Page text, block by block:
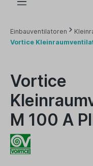
Einbauventilatoren
Vortice
Vortice
M 100 A